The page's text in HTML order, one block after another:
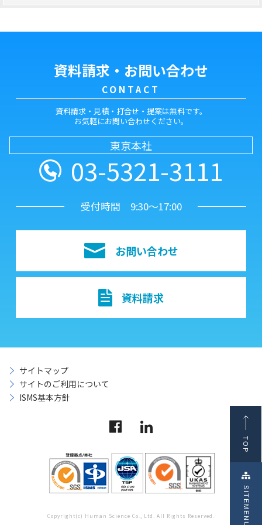
資料請求・お問い合わせ
CONTACT
資料請求・見積・打合せ・提案は無料です。
お気軽にお問い合わせください。
03-5321-3111
東京本社
受付時間 9:30～17:00
お問い合わせ
資料請求
サイトマップ
サイトのご利用について
ISMS基本方針
Copyright(c) Human Science Co., Ltd. All Rights Reserved.
TOP
SITEMENU